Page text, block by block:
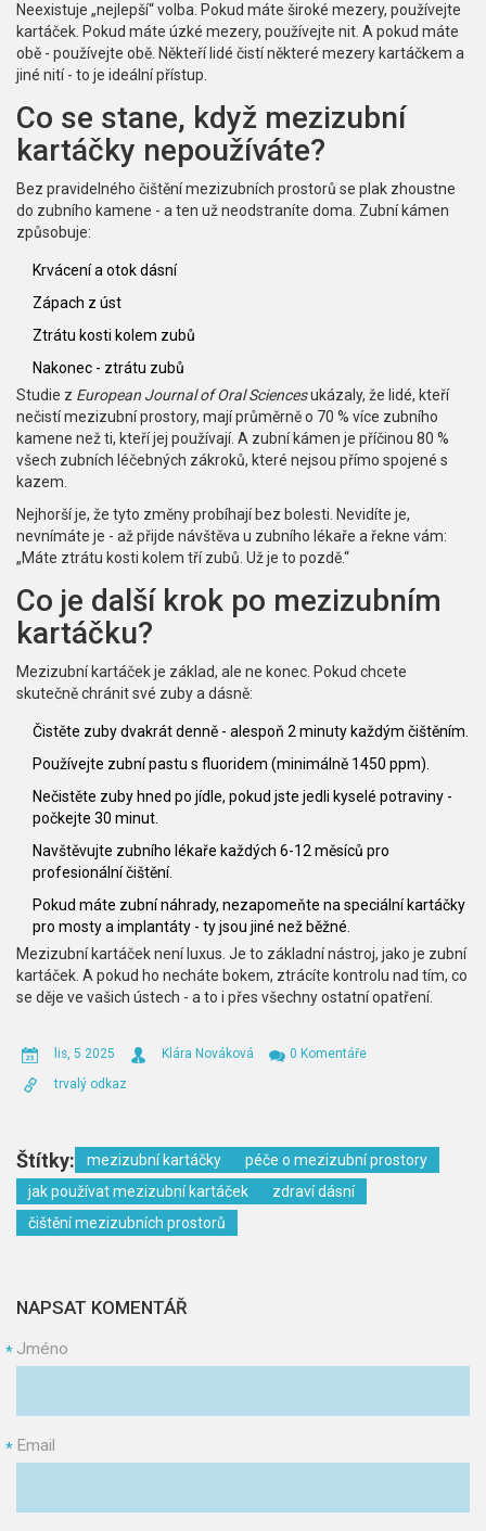
Neexistuje „nejlepší“ volba. Pokud máte široké mezery, používejte
kartáček. Pokud máte úzké mezery, používejte nit. A pokud máte
obě - používejte obě. Někteří lidé čistí některé mezery kartáčkem a
jiné nití - to je ideální přístup.
Co se stane, když mezizubní
kartáčky nepoužíváte?
Bez pravidelného čištění mezizubních prostorů se plak zhoustne
do zubního kamene - a ten už neodstraníte doma. Zubní kámen
způsobuje:
Krvácení a otok dásní
Zápach z úst
Ztrátu kosti kolem zubů
Nakonec - ztrátu zubů
Studie z European Journal of Oral Sciencesukázaly, že lidé, kteří
nečistí mezizubní prostory, mají průměrně o 70 % více zubního
kamene než ti, kteří jej používají. A zubní kámen je příčinou 80 %
všech zubních léčebných zákroků, které nejsou přímo spojené s
kazem.
Nejhorší je, že tyto změny probíhají bez bolesti. Nevidíte je,
nevnímáte je - až přijde návštěva u zubního lékaře a řekne vám:
„Máte ztrátu kosti kolem tří zubů. Už je to pozdě.“
Co je další krok po mezizubním
kartáčku?
Mezizubní kartáček je základ, ale ne konec. Pokud chcete
skutečně chránit své zuby a dásně:
Čistěte zuby dvakrát denně - alespoň 2 minuty každým čištěním.
Používejte zubní pastu s fluoridem (minimálně 1450 ppm).
Nečistěte zuby hned po jídle, pokud jste jedli kyselé potraviny -
počkejte 30 minut.
Navštěvujte zubního lékaře každých 6-12 měsíců pro
profesionální čištění.
Pokud máte zubní náhrady, nezapomeňte na speciální kartáčky
pro mosty a implantáty - ty jsou jiné než běžné.
Mezizubní kartáček není luxus. Je to základní nástroj, jako je zubní
kartáček. A pokud ho necháte bokem, ztrácíte kontrolu nad tím, co
se děje ve vašich ústech - a to i přes všechny ostatní opatření.
lis, 5 2025 Klára Nováková
0 Komentáře
trvalý odkaz
Štítky: mezizubní kartáčky
péče o mezizubní prostory
jak používat mezizubní kartáček
zdraví dásní
čištění mezizubních prostorů
NAPSAT KOMENTÁŘ
Jméno
*
Email
*